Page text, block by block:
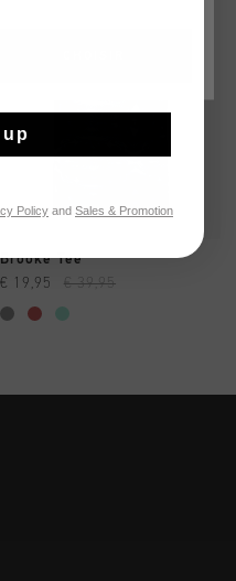
Brooke Tee
€ 19,95 € 39,95
Policy and Sales & Promotion